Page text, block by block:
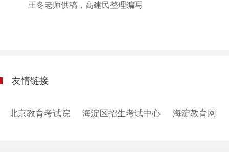
王冬老师供稿，高建民整理编写
友情链接
北京教育考试院 海淀区招生考试中心 海淀教育网